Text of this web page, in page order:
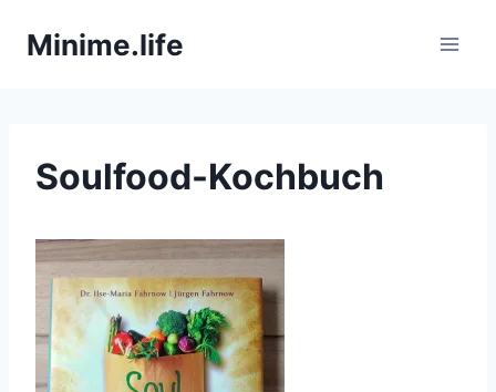
InhaltMinime.life
Soulfood-Kochbuch